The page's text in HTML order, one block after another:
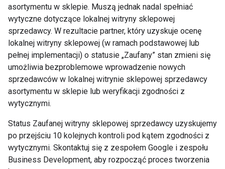
asortymentu w sklepie. Muszą jednak nadal spełniać
wytyczne dotyczące lokalnej witryny sklepowej
sprzedawcy. W rezultacie partner, który uzyskuje ocenę
lokalnej witryny sklepowej (w ramach podstawowej lub
pełnej implementacji) o statusie „Zaufany” stan zmieni się
umożliwia bezproblemowe wprowadzenie nowych
sprzedawców w lokalnej witrynie sklepowej sprzedawcy
asortymentu w sklepie lub weryfikacji zgodności z
wytycznymi.
Status Zaufanej witryny sklepowej sprzedawcy uzyskujemy
po przejściu 10 kolejnych kontroli pod kątem zgodności z
wytycznymi. Skontaktuj się z zespołem Google i zespołu
Business Development, aby rozpocząć proces tworzenia